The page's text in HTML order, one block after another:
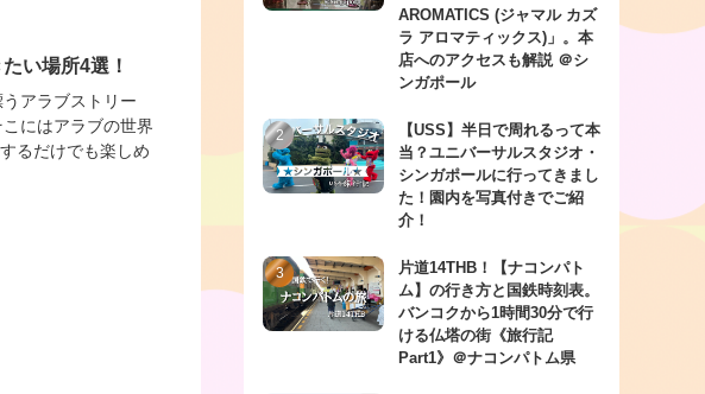
い場所4選！
アラブストリー
にはアラブの世界
るだけでも楽しめ
AROMATICS (ジャマル カズ
ラ アロマティックス)」。本
店へのアクセスも解説 ＠シ
ンガポール
【USS】半日で周れるって本
当？ユニバーサルスタジオ・
シンガポールに行ってきまし
た！園内を写真付きでご紹
介！
片道14THB！【ナコンパト
ム】の行き方と国鉄時刻表。
バンコクから1時間30分で行
ける仏塔の街《旅行記
Part1》＠ナコンパトム県